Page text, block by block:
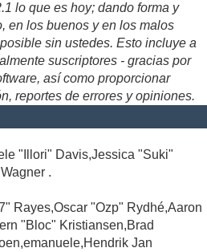
lo que es hoy; dando forma y
en los buenos y en los malos
sin ustedes. Esto incluye a
suscriptores - gracias por
así como proporcionar
reportes de errores y opiniones.
"Illori" Davis,Jessica "Suki"
.
Rayes,Oscar "Ozp" Rydhé,Aaron
"Bloc" Kristiansen,Brad
Jan